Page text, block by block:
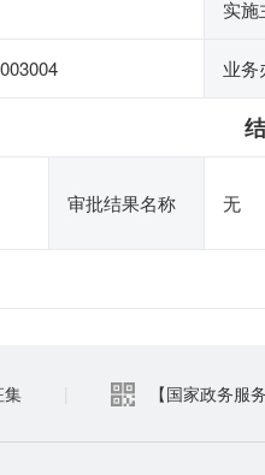
实施
业务
审批结果名称 无
集 【国家政务服